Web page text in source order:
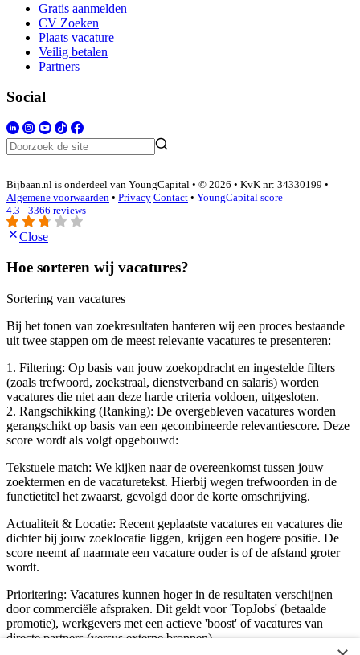
Gratis aanmelden
CV Zoeken
Plaats vacature
Veilig betalen
Partners
Social
Bijbaan.nl is onderdeel van YoungCapital • © 2026 • KvK nr: 34330199 •
Algemene voorwaarden • Privacy Contact • YoungCapital score
4.3 - 3366 reviews
Close
Hoe sorteren wij vacatures?
Sortering van vacatures
Bij het tonen van zoekresultaten hanteren wij een proces bestaande
uit twee stappen om de meest relevante vacatures te presenteren:
1. Filtering: Op basis van jouw zoekopdracht en ingestelde filters
(zoals trefwoord, zoekstraal, dienstverband en salaris) worden
vacatures die niet aan deze harde criteria voldoen, uitgesloten.
2. Rangschikking (Ranking): De overgebleven vacatures worden
gerangschikt op basis van een gecombineerde relevantiescore. Deze
score wordt als volgt opgebouwd:
Tekstuele match: We kijken naar de overeenkomst tussen jouw
zoektermen en de vacaturetekst. Hierbij wegen trefwoorden in de
functietitel het zwaarst, gevolgd door de korte omschrijving.
Actualiteit & Locatie: Recent geplaatste vacatures en vacatures die
dichter bij jouw zoeklocatie liggen, krijgen een hogere positie. De
score neemt af naarmate een vacature ouder is of de afstand groter
wordt.
Prioritering: Vacatures kunnen hoger in de resultaten verschijnen
door commerciële afspraken. Dit geldt voor 'TopJobs' (betaalde
promotie), werkgevers met een actieve 'boost' of vacatures van
directe partners (versus externe bronnen).